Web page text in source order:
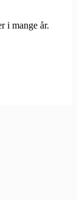
i mange år.